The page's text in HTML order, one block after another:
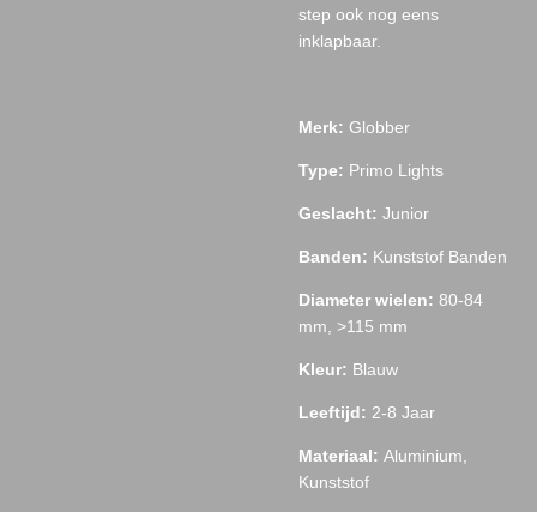
step ook nog eens
inklapbaar.
Merk: Globber
Type: Primo Lights
Geslacht: Junior
Banden: Kunststof Banden
Diameter wielen: 80-84
mm, >115 mm
Kleur: Blauw
Leeftijd: 2-8 Jaar
Materiaal: Aluminium,
Kunststof